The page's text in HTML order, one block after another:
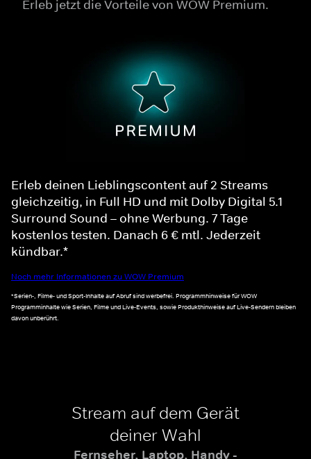
Erleb jetzt die Vorteile von WOW Premium.
Erleb deinen Lieblingscontent auf 2 Streams
gleichzeitig, in Full HD und mit Dolby Digital 5.1
Surround Sound – ohne Werbung. 7 Tage
kostenlos testen. Danach 6 € mtl. Jederzeit
kündbar.*
Noch mehr Informationen zu WOW Premium
*Serien-, Filme- und Sport-Inhalte auf Abruf sind werbefrei. Programmhinweise für WOW
Programminhalte wie Serien, Filme und Live-Events, sowie Produkthinweise auf Live-Sendern bleiben
davon unberührt.
Stream auf dem Gerät
deiner Wahl
Fernseher, Laptop, Handy -